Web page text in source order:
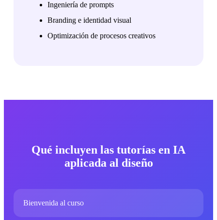
Ingeniería de prompts
Branding e identidad visual
Optimización de procesos creativos
Qué incluyen las tutorías en IA
aplicada al diseño
Bienvenida al curso